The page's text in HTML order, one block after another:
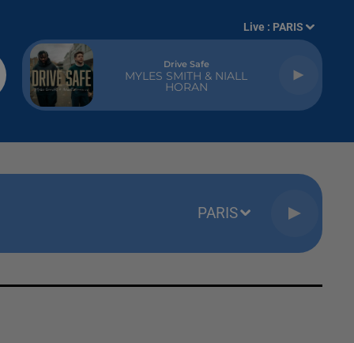
Live : PARIS
Drive Safe
MYLES SMITH & NIALL
HORAN
PARIS